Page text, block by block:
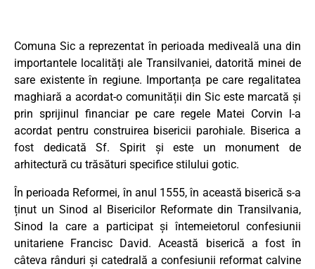
Comuna Sic a reprezentat în perioada mediveală una din
importantele localități ale Transilvaniei, datorită minei de
sare existente în regiune. Importanța pe care regalitatea
maghiară a acordat-o comunității din Sic este marcată și
prin sprijinul financiar pe care regele Matei Corvin l-a
acordat pentru construirea bisericii parohiale. Biserica a
fost dedicată Sf. Spirit și este un monument de
arhitectură cu trăsături specifice stilului gotic.
În perioada Reformei, în anul 1555, în această biserică s-a
ținut un Sinod al Bisericilor Reformate din Transilvania,
Sinod la care a participat și întemeietorul confesiunii
unitariene Francisc David. Această biserică a fost în
câteva rânduri și catedrală a confesiunii reformat calvine